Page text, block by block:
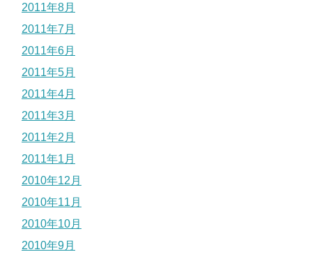
2011年8月
2011年7月
2011年6月
2011年5月
2011年4月
2011年3月
2011年2月
2011年1月
2010年12月
2010年11月
2010年10月
2010年9月